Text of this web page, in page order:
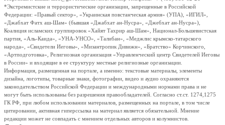
*Экстремистские и террористические организации, запрещенные в Российской
Федерации: «Правый сектор», «Украинская повстанческая армия» (УПА), «ИГИЛ»,
«Джабхат Фатх аш-Шам» (бывшая «Джабхат ан-Нусра», «Джебхат ан-Нусра»),
Коалиция исламских группировок «Хайят Тахрир аш-Шам», Национал-Большевистская
партия, «Аль-Каида», «УНА-УНСО», «Талибан», «Меджлис крымско-татарского
народа», «Свидетели Иеговы», «Мизантропик Дивижн», «Братство» Корчинского,
«Артподготовка», Религиозная организация «Управленческий центр Свидетелей Иеговы
в России» и входящие в ее структуру местные религиозные организации.
Информация, размещенная на портале, а именно: текстовые материалы, элементы
дизайна, логотипы, товарные знаки, фотографии, видео и аудио охраняются
законодательством Российской Федерации и международными нормами права и не
могут быть использованы без разрешения правообладателей. Согласно ст.ст. 1274,1275
ГК РФ, при любом использовании материалов, размещенных на портале, в том числе
цитировании, активная гиперссылка на материал является обязательной. Мнение
редакции может не совпадать с мнением отдельных авторов и колумнистов.